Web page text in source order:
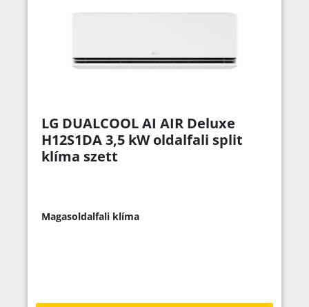
LG DUALCOOL AI AIR Deluxe
H12S1DA 3,5 kW oldalfali split
klíma szett
Magasoldalfali klíma